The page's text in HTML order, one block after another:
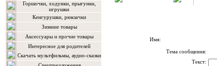
Горшочки, ходунки, прыгунки,
игрушки
Кенгурушки, рюкзачки
Зимние товары
Аксессуары и прочие товары
Интересное для родителей
Скачать мультфильмы, аудио-сказки
Имя:
Тема сообщения:
Текст: